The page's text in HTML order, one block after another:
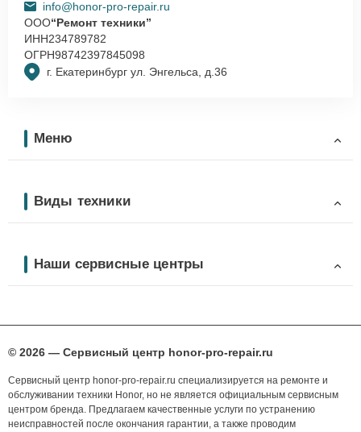
г. Екатеринбург ул. Энгельса, д.36
info@honor-pro-repair.ru
ООО“Ремонт техники”
ИНН234789782
ОГРН98742397845098
Меню
Виды техники
Наши сервисные центры
© 2026 — Сервисный центр honor-pro-repair.ru
Сервисный центр honor-pro-repair.ru специализируется на ремонте и
обслуживании техники Honor, но не является официальным сервисным
центром бренда. Предлагаем качественные услуги по устранению
неисправностей после окончания гарантии, а также проводим